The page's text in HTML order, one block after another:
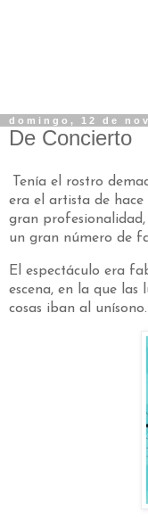
domingo, 12 de
De Concierto
Tenía el rostro
era el artista de
gran
un gran número de
El espectáculo era
escena, en la que las
cosas iban al unísono.